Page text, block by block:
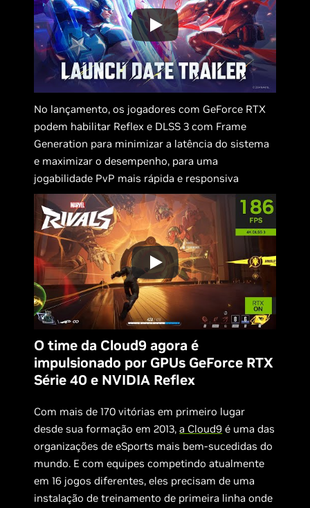
No lançamento, os jogadores com GeForce RTX
podem habilitar Reflex e DLSS 3 com Frame
Generation para minimizar a latência do sistema
e maximizar o desempenho, para uma
jogabilidade PvP mais rápida e responsiva
O time da Cloud9 agora é
impulsionado por GPUs GeForce RTX
Série 40 e NVIDIA Reflex
Com mais de 170 vitórias em primeiro lugar
desde sua formação em 2013,a Cloud9 é uma das
organizações de eSports mais bem-sucedidas do
mundo. E com equipes competindo atualmente
em 16 jogos diferentes, eles precisam de uma
instalação de treinamento de primeira linha onde